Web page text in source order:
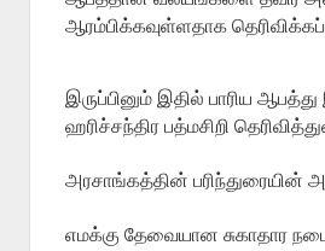
ஆரம்பிக்கவுள்ளதாக
இருப்பினும் இதில் பாரிய
ஹரிச்சந்திர பத்மசிறி
அரசாங்கத்தின் பரிந்துரையின்
எமக்கு தேவையான சுகாதார